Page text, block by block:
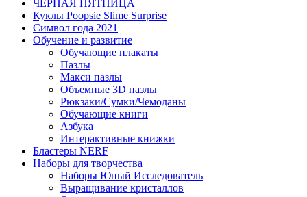
ЧЁРНАЯ ПЯТНИЦА
Куклы Poopsie Slime Surprise
Символ года 2021
Обучение и развитие
Обучающие плакаты
Пазлы
Макси пазлы
Объемные 3D пазлы
Рюкзаки/Сумки/Чемоданы
Обучающие книги
Азбука
Интерактивные книжки
Бластеры NERF
Наборы для творчества
Наборы Юный Исследователь
Выращивание кристаллов